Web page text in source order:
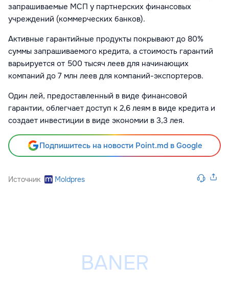
запрашиваемые МСП у партнерских финансовых
учреждений (коммерческих банков).
Активные гарантийные продукты покрывают до 80%
суммы запрашиваемого кредита, а стоимость гарантий
варьируется от 500 тысяч леев для начинающих
компаний до 7 млн леев для компаний-экспортеров.
Один лей, предоставленный в виде финансовой
гарантии, облегчает доступ к 2,6 леям в виде кредита и
создает инвестиции в виде экономии в 3,3 лея.
Подпишитесь на новости Point.md в Google
Источник Moldpres